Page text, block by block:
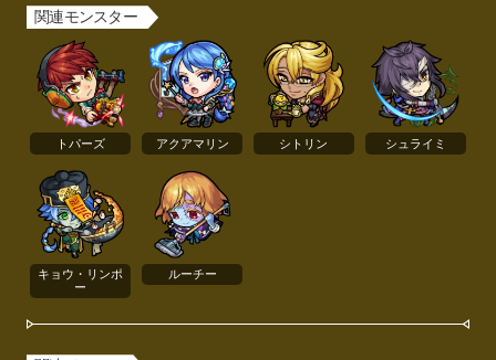
関連モンスター
トパーズ アクアマリン シトリン シュライミ
キョウ・リンポ
ー
ルーチー